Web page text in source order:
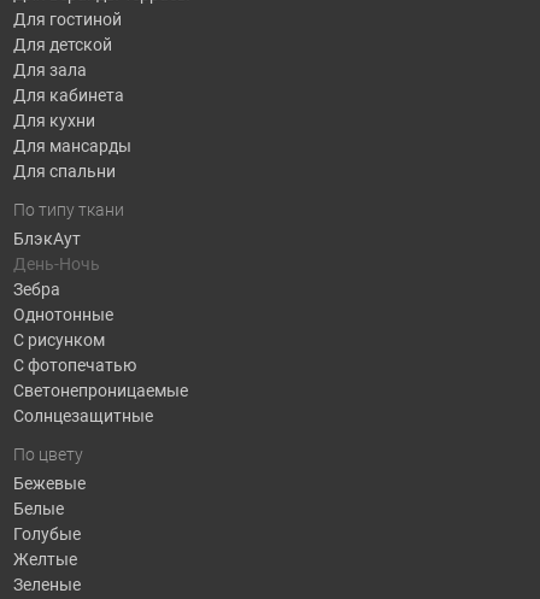
Для гостиной
Для детской
Для зала
Для кабинета
Для кухни
Для мансарды
Для спальни
По типу ткани
БлэкАут
День-Ночь
Зебра
Однотонные
С рисунком
С фотопечатью
Светонепроницаемые
Солнцезащитные
По цвету
Бежевые
Белые
Голубые
Желтые
Зеленые